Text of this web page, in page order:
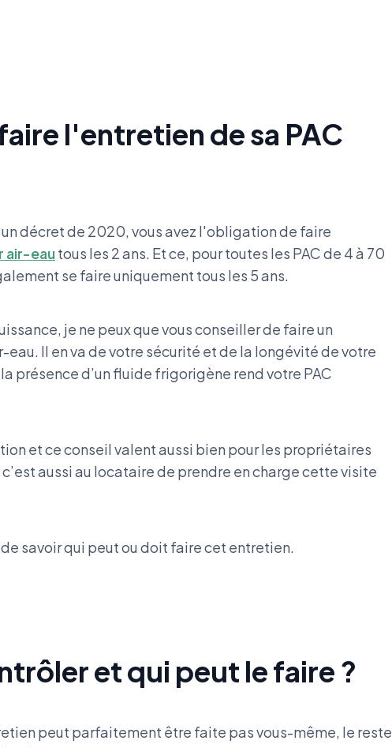
l'entretien de sa PAC
décret de 2020, vous avez l'obligation de faire
air-eau tous les 2 ans. Et ce, pour toutes les PAC de 4 à 70
se faire uniquement tous les 5 ans.
je ne peux que vous conseiller de faire un
eau. Il en va de votre sécurité et de la longévité de votre
présence d’un fluide frigorigène rend votre PAC
et ce conseil valent aussi bien pour les propriétaires
aussi au locataire de prendre en charge cette visite
savoir qui peut ou doit faire cet entretien.
et qui peut le faire ?
peut parfaitement être faite pas vous-même, le reste